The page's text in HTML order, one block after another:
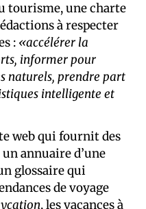
tourisme, une charte
à respecter
: «accélérer la
informer pour
naturels, prendre part
intelligente et
web qui fournit des
annuaire d’une
glossaire qui
de voyage
, les vacances à